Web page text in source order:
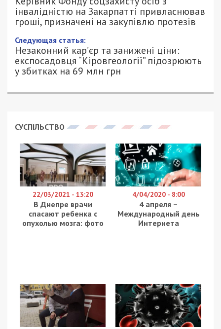
інвалідністю на Закарпатті
привласнював гроші, призначені на
закупівлю протезів
22/06/2026 - 14:44
ПЕТРО ЩУКІН - СПЕЦИАЛЬНО ДЛЯ
49000.COM.UA
441
Серед потерпілих опинилися українські
військовослужбовці, які втратили кінцівки
внаслідок бойових поранень. Про це повідомляє
49000з посиланням на Нацполіцію.